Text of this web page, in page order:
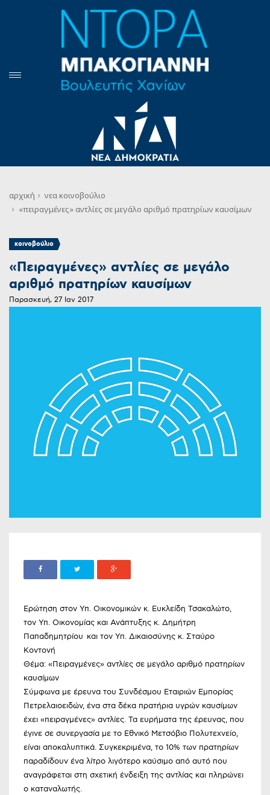
αρχική νεακοινοβούλιο
«πειραγμένες» αντλίες σε μεγάλο αριθμό πρατηρίων καυσίμων
κοινοβούλιο
«Πειραγμένες» αντλίες σε μεγάλο
αριθμό πρατηρίων καυσίμων
Παρασκευή, 27 Ιαν 2017
Ερώτηση στον Υπ. Οικονομικών κ. Ευκλείδη Τσακαλώτο,
τον Υπ. Οικονομίας και Ανάπτυξης κ. Δημήτρη
Παπαδημητρίου και τον Υπ. Δικαιοσύνης κ. Σταύρο
Κοντονή
Θέμα: «Πειραγμένες» αντλίες σε μεγάλο αριθμό πρατηρίων
καυσίμων
Σύμφωνα με έρευνα του Συνδέσμου Εταιριών Εμπορίας
Πετρελαιοειδών, ένα στα δέκα πρατήρια υγρών καυσίμων
έχει «πειραγμένες» αντλίες. Τα ευρήματα της έρευνας, που
έγινε σε συνεργασία με το Εθνικό Μετσόβιο Πολυτεχνείο,
είναι αποκαλυπτικά. Συγκεκριμένα, το 10% των πρατηρίων
παραδίδουν ένα λίτρο λιγότερο καύσιμο από αυτό που
αναγράφεται στη σχετική ένδειξη της αντλίας και πληρώνει
ο καταναλωτής.